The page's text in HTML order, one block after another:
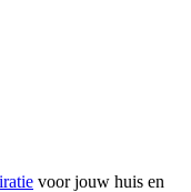
voor jouw huis en